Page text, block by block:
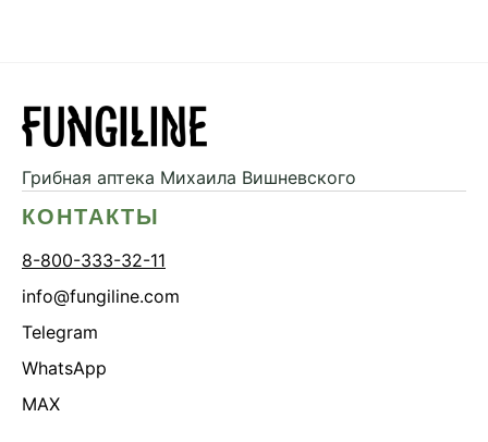
Грибная аптека Михаила Вишневского
КОНТАКТЫ
8-800-333-32-11
info@fungiline.com
Telegram
WhatsApp
MAX